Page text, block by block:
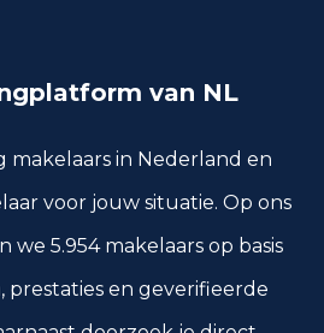
22
13
van NL
makelaars in Nederland en
voor jouw situatie. Op ons
5.954 makelaars op basis
prestaties en geverifieerde